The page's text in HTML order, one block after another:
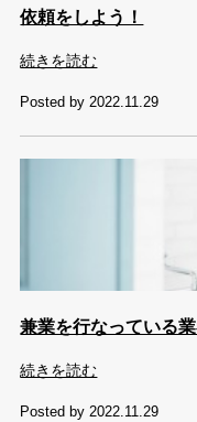
依頼をしよう！
続きを読む
Posted by 2022.11.29
兼業を行なっている
続きを読む
Posted by 2022.11.29